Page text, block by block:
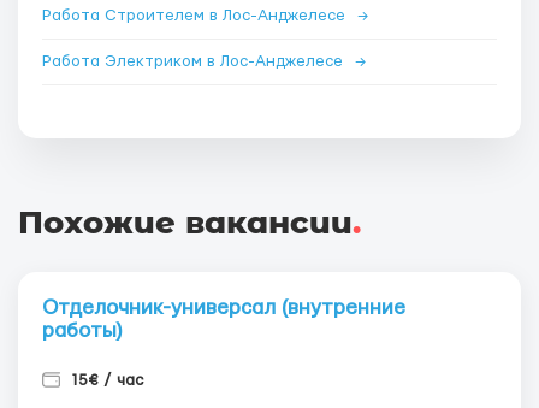
Работа Строителем в Лос-Анджелесе →
Работа Электриком в Лос-Анджелесе →
Похожие вакансии.
Отделочник-универсал (внутренние
работы)
15€ / час